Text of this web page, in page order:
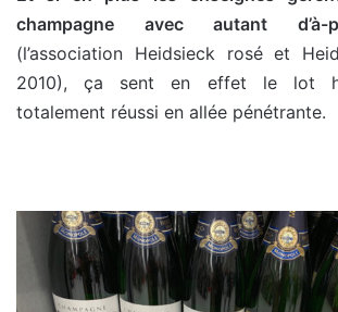
champagne avec autant d’à-
(l’association Heidsieck rosé et
2010), ça sent en effet le lot
totalement réussi en allée pénétrante.